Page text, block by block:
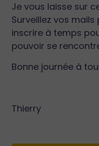
Je vous laisse sur
Surveillez vos
inscrire à temps
pouvoir se
Bonne journée à
Thierry